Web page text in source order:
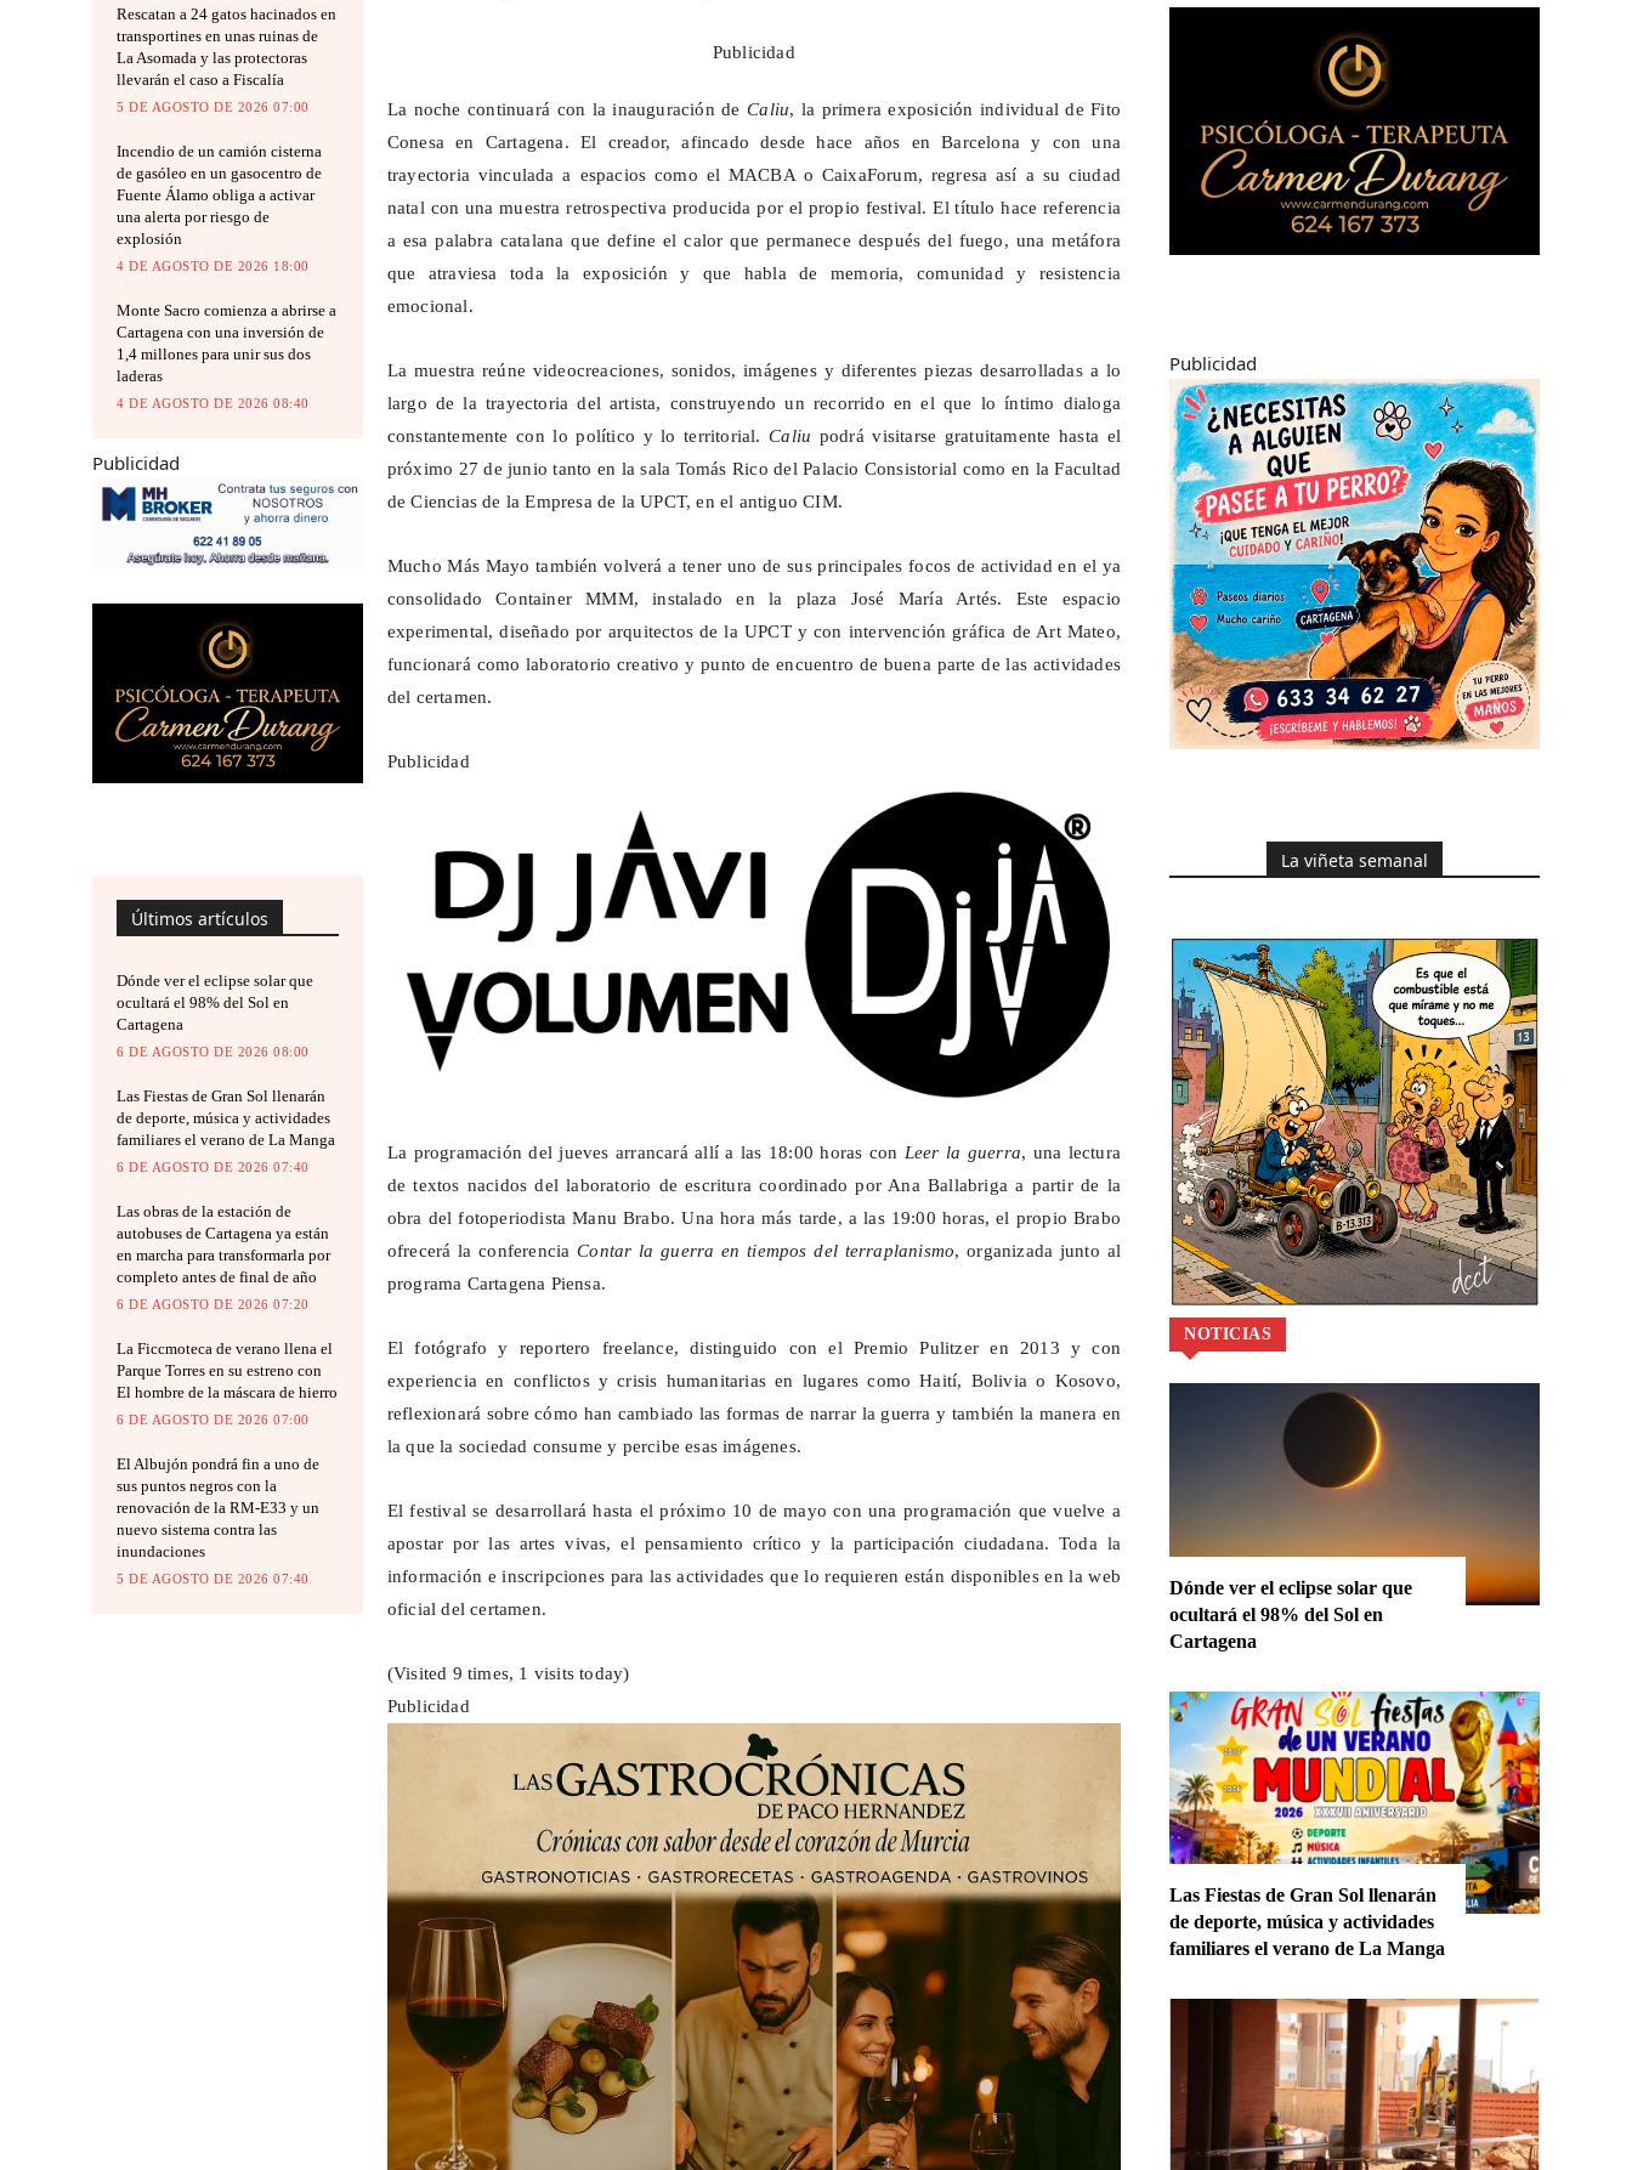
Rescatan a 24 gatos hacinados en
transportines en unas ruinas de
La Asomada y las protectoras
llevarán el caso a Fiscalía
5 DE AGOSTO DE 2026 07:00
Incendio de un camión cisterna
de gasóleo en un gasocentro de
Fuente Álamo obliga a activar
una alerta por riesgo de
explosión
4 DE AGOSTO DE 2026 18:00
Monte Sacro comienza a abrirse a
Cartagena con una inversión de
1,4 millones para unir sus dos
laderas
4 DE AGOSTO DE 2026 08:40
Publicidad
Últimos artículos
Dónde ver el eclipse solar que
ocultará el 98% del Sol en
Cartagena
6 DE AGOSTO DE 2026 08:00
Las Fiestas de Gran Sol llenarán
de deporte, música y actividades
familiares el verano de La Manga
6 DE AGOSTO DE 2026 07:40
Las obras de la estación de
autobuses de Cartagena ya están
en marcha para transformarla por
completo antes de final de año
6 DE AGOSTO DE 2026 07:20
La Ficcmoteca de verano llena el
Parque Torres en su estreno con
El hombre de la máscara de hierro
6 DE AGOSTO DE 2026 07:00
El Albujón pondrá fin a uno de
sus puntos negros con la
renovación de la RM-E33 y un
nuevo sistema contra las
inundaciones
5 DE AGOSTO DE 2026 07:40
Publicidad
La noche continuará con la inauguración deCaliu, la primera exposición individual de Fito
Conesa en Cartagena. El creador, afincado desde hace años en Barcelona y con una
trayectoria vinculada a espacios como el MACBA o CaixaForum, regresa así a su ciudad
natal con una muestra retrospectiva producida por el propio festival. El título hace referencia
a esa palabra catalana que define el calor que permanece después del fuego, una metáfora
que atraviesa toda la exposición y que habla de memoria, comunidad y resistencia
emocional.
La muestra reúne videocreaciones, sonidos, imágenes y diferentes piezas desarrolladas a lo
largo de la trayectoria del artista, construyendo un recorrido en el que lo íntimo dialoga
constantemente con lo político y lo territorial.Caliu podrá visitarse gratuitamente hasta el
próximo 27 de junio tanto en la sala Tomás Rico del Palacio Consistorial como en la Facultad
de Ciencias de la Empresa de la UPCT, en el antiguo CIM.
Mucho Más Mayo también volverá a tener uno de sus principales focos de actividad en el ya
consolidado Container MMM, instalado en la plaza José María Artés. Este espacio
experimental, diseñado por arquitectos de la UPCT y con intervención gráfica de Art Mateo,
funcionará como laboratorio creativo y punto de encuentro de buena parte de las actividades
del certamen.
Publicidad
La programación del jueves arrancará allí a las 18:00 horas con Leer la guerra, una lectura
de textos nacidos del laboratorio de escritura coordinado por Ana Ballabriga a partir de la
obra del fotoperiodista Manu Brabo. Una hora más tarde, a las 19:00 horas, el propio Brabo
ofrecerá la conferenciaContar la guerra en tiempos del terraplanismo, organizada junto al
programa Cartagena Piensa.
El fotógrafo y reportero freelance, distinguido con el Premio Pulitzer en 2013 y con
experiencia en conflictos y crisis humanitarias en lugares como Haití, Bolivia o Kosovo,
reflexionará sobre cómo han cambiado las formas de narrar la guerra y también la manera en
la que la sociedad consume y percibe esas imágenes.
El festival se desarrollará hasta el próximo 10 de mayo con una programación que vuelve a
apostar por las artes vivas, el pensamiento crítico y la participación ciudadana. Toda la
información e inscripciones para las actividades que lo requieren están disponibles en la web
oficial del certamen.
(Visited 9 times, 1 visits today)
Publicidad
Publicidad
La viñeta semanal
NOTICIAS
Dónde ver el eclipse solar que
ocultará el 98% del Sol en
Cartagena
Las Fiestas de Gran Sol llenarán
de deporte, música y actividades
familiares el verano de La Manga